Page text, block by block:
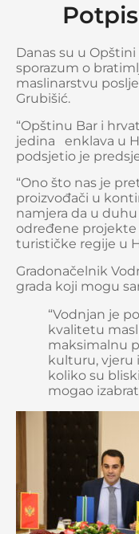
Danas su u
sporazum o
maslinarstvu
Grubišić.
“Opštinu Bar i
jedina enklava u
podsjetio je
“Ono što nas je
proizvođači u
namjera da u
određene projekte
turističke regije u
Gradonačelnik
grada koji mogu
“Vodnjan je
kvalitetu
maksimalnu
kulturu, vjeru
koliko su
mogao